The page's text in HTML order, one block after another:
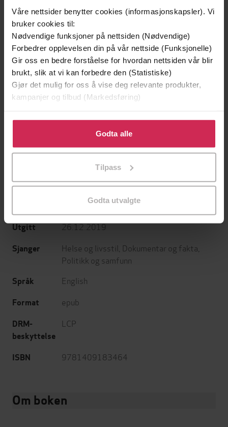
Våre nettsider benytter cookies (informasjonskapsler). Vi
bruker cookies til:
Nødvendige funksjoner på nettsiden (Nødvendige)
Forbedrer opplevelsen din på vår nettside (Funksjonelle)
Gir oss en bedre forståelse for hvordan nettsiden vår blir
brukt, slik at vi kan forbedre den (Statistiske)
Gjør det mulig for oss å vise deg relevante produkter,
kampanjer og tilbud (Markedsføring)
Klikk på «Godta alle» for å gi oss ditt samtykke til å
bruke cookies for alle disse formålene. Du kan også
tilpasse ditt samtykke til spesifikke formål ved å klikke
Godta alle
Tilpass
Godta utvalgte
199,-
Minnesota
Jo Nesbø
EBOK
349,-
Utskudd
Jørn Lier Horst
Undertittel
Creating boundaries in an ever-encroaching
Forfattere Jayne Hardy(forfatter)
Orion Spring
Utgitt 26.12.2019
Sjanger Helse og livsstil Dokumentar og fakta
Politikk og samfunn
Språk English
Format epub
DRM-
beskyttelse
LCP
ISBN 9781409183464
Om boken